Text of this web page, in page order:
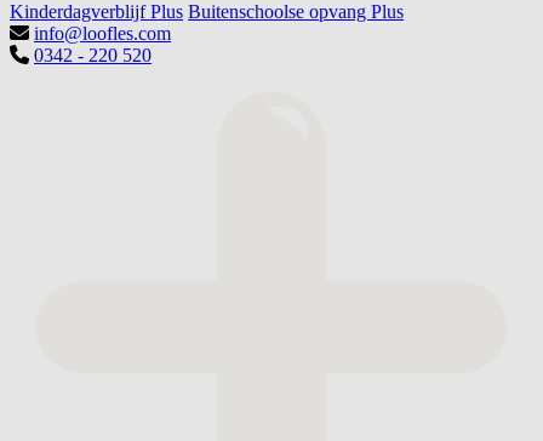
Kinderdagverblijf Plus Buitenschoolse opvang Plus
info@loofles.com
0342 - 220 520